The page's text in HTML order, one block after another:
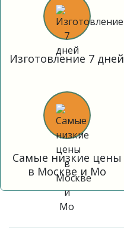
Изготовление 7 дней
Самые низкие цены
в Москве и Мо